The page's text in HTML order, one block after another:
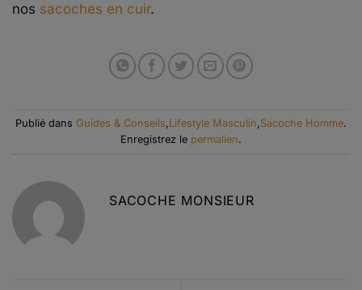
nos sacoches en cuir.
Publié dans Guides & Conseils, Lifestyle Masculin, Sacoche Homme.
Enregistrez le permalien.
SACOCHE MONSIEUR